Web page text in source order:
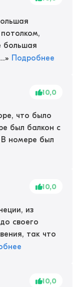
большая
» Подробнее
10,0
что было
был балкон с
номере был
10,0
из
своего
так что
10,0